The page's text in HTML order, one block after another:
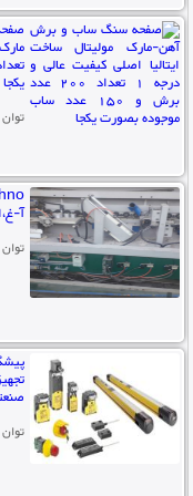
یکجا
توان
آ-
توان
توان